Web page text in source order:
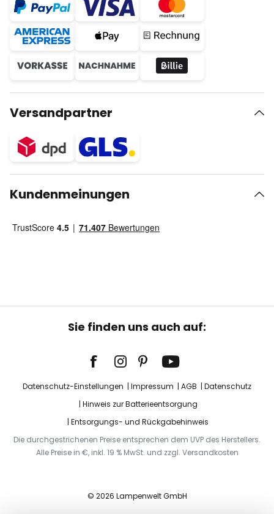
Versandpartner
Kundenmeinungen
Sie finden uns auch auf:
Datenschutz-Einstellungen Impressum AGB
Datenschutz
Hinweis zur Batterieentsorgung
Entsorgungs- und Rückgabehinweis
Die durchgestrichenen Preise entsprechen dem UVP des Herstellers.
Alle Preise in €, inkl. 19 % MwSt. und zzgl. Versandkosten
© 2026 Lampenwelt GmbH